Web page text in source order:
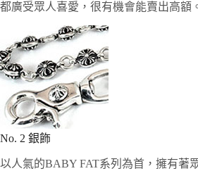
都廣受眾人喜愛，很有機會能賣出高額
No. 2 銀飾
以人氣的BABY FAT系列為首，擁有著